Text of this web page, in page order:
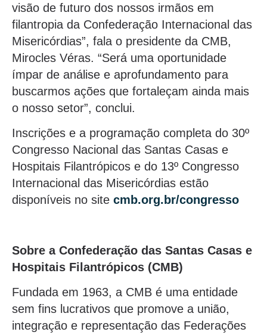
visão de futuro dos nossos irmãos em
filantropia da Confederação Internacional das
Misericórdias”, fala o presidente da CMB,
Mirocles Véras. “Será uma oportunidade
ímpar de análise e aprofundamento para
buscarmos ações que fortaleçam ainda mais
o nosso setor”, conclui.
Inscrições e a programação completa do 30º
Congresso Nacional das Santas Casas e
Hospitais Filantrópicos e do 13º Congresso
Internacional das Misericórdias estão
disponíveis no site cmb.org.br/congresso
Sobre a Confederação das Santas Casas e
Hospitais Filantrópicos (CMB)
Fundada em 1963, a CMB é uma entidade
sem fins lucrativos que promove a união,
integração e representação das Federações